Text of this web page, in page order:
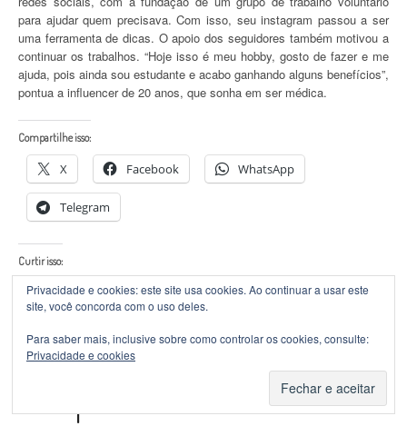
para ajudar quem precisava. Com isso, seu instagram passou a ser
uma ferramenta de dicas. O apoio dos seguidores também motivou a
continuar os trabalhos. “Hoje isso é meu hobby, gosto de fazer e me
ajuda, pois ainda sou estudante e acabo ganhando alguns benefícios”,
pontua a influencer de 20 anos, que sonha em ser médica.
Compartilhe isso:
X Facebook WhatsApp
Telegram
Curtir isso:
Hospital de Parnaíba
Privacidade e cookies: este site usa cookies. Ao continuar a usar este
site, você concorda com o uso deles.
Para saber mais, inclusive sobre como controlar os cookies, consulte:
Privacidade e cookies